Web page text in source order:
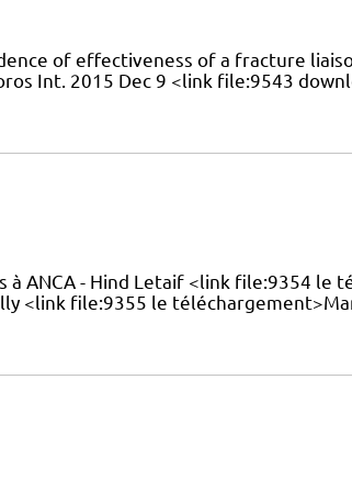
of effectiveness of a fracture
Int. 2015 Dec 9 <link file:9543
à ANCA - Hind Letaif <link file:9354 le
<link file:9355 le